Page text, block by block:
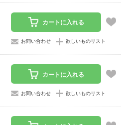
カートに入れる
お問い合わせ 欲しいものリスト
カートに入れる
お問い合わせ 欲しいものリスト